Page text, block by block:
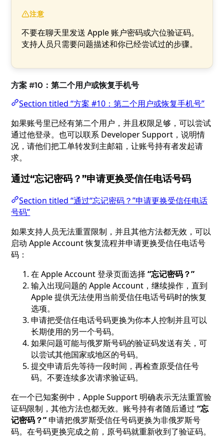
注意
不要在聊天里发送 Apple 账户密码或六位验证码。
支持人员只需要问题描述和你已经尝试过的步骤。
方案 #10：第二个用户或恢复手机号
Section titled “方案 #10：第二个用户或恢复手机号”
如果账号里已经有第二个用户，并且权限足够，可以尝试
通过他登录。也可以联系 Developer Support，说明情
况，请他们把工单转发到主邮箱，让账号持有者发起请
求。
通过“忘记密码？”申请更换受信任电话号码
Section titled “通过“忘记密码？”申请更换受信任电话
号码”
如果支持人员无法重置限制，并且其他方法都无效，可以
启动 Apple Account 恢复流程并申请更换受信任电话号
码：
在 Apple Account 登录页面选择“忘记密码？”
输入出现问题的 Apple Account，继续操作，直到
Apple 提供无法使用当前受信任电话号码时的恢复
选项。
申请把受信任电话号码更换为你本人控制并且可以
长期使用的另一个号码。
如果问题可能与俄罗斯号码的验证码发送有关，可
以尝试其他国家或地区的号码。
提交申请后先等待一段时间，再检查原受信任号
码。不要连续多次请求验证码。
在一个已知案例中，Apple Support 明确表示无法重置验
证码限制，其他方法也都无效。账号持有者随后通过“忘
记密码？” 申请把俄罗斯受信任号码更换为非俄罗斯号
码。在号码更换完成之前，原号码就重新收到了验证码。